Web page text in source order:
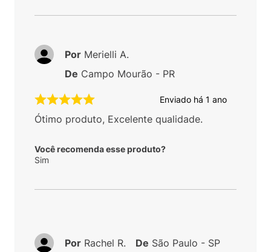
Enviado há 1 ano
Ótimo produto, Excelente qualidade.
Você recomenda esse produto?
Sim
Por Merielli A.
De Campo Mourão - PR
Por Rachel R. De São Paulo - SP